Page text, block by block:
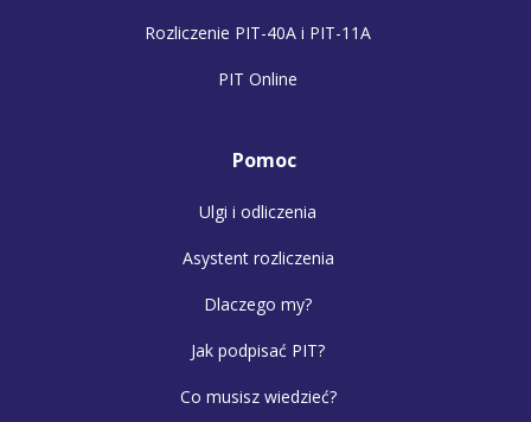
Rozliczenie PIT-40A i PIT-11A
PIT Online
Pomoc
Ulgi i odliczenia
Asystent rozliczenia
Dlaczego my?
Jak podpisać PIT?
Co musisz wiedzieć?